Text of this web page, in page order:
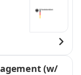
(w/